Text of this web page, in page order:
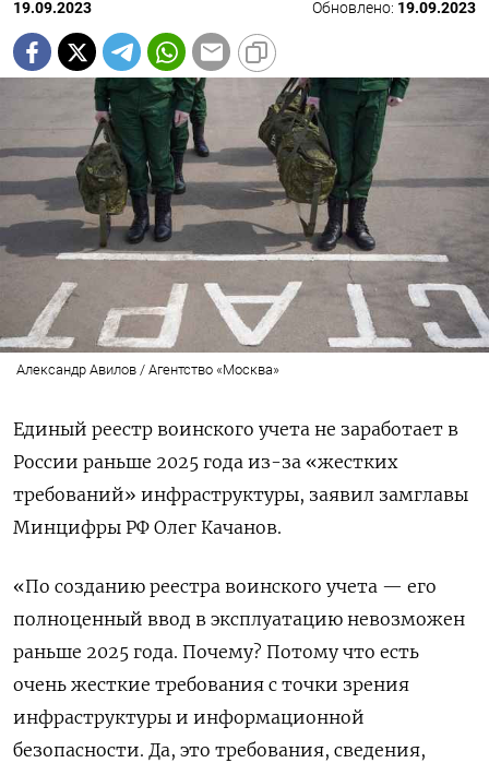
19.09.2023 Обновлено: 19.09.2023
Александр Авилов / Агентство «Москва»
Единый реестр воинского учета не заработает в
России раньше 2025 года из-за «жестких
требований» инфраструктуры, заявил замглавы
Минцифры РФ Олег Качанов.
«По созданию реестра воинского учета — его
полноценный ввод в эксплуатацию невозможен
раньше 2025 года. Почему? Потому что есть
очень жесткие требования с точки зрения
инфраструктуры и информационной
безопасности. Да, это требования, сведения,